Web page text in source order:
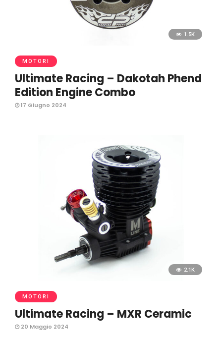
1.5K
MOTORI
Ultimate Racing – Dakotah Phend
Edition Engine Combo
17 Giugno 2024
2.1K
MOTORI
Ultimate Racing – MXR Ceramic
20 Maggio 2024